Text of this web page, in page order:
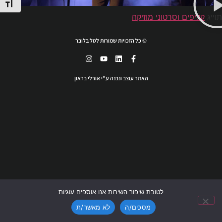
מתג
תוייג קליפים וסרטוני מוזיקה
© כל הזכויות שמורות לטל בלובר
האתר עוצב ונבנה ע"י אורלי בראון
לטובת שיפור השירות אנו אוספים עוגיות
מסכים/ה
לא מאשר/ת